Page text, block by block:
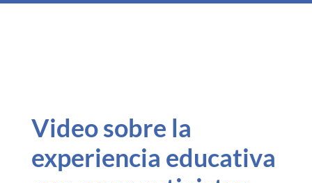
Video sobre la
experiencia educativa